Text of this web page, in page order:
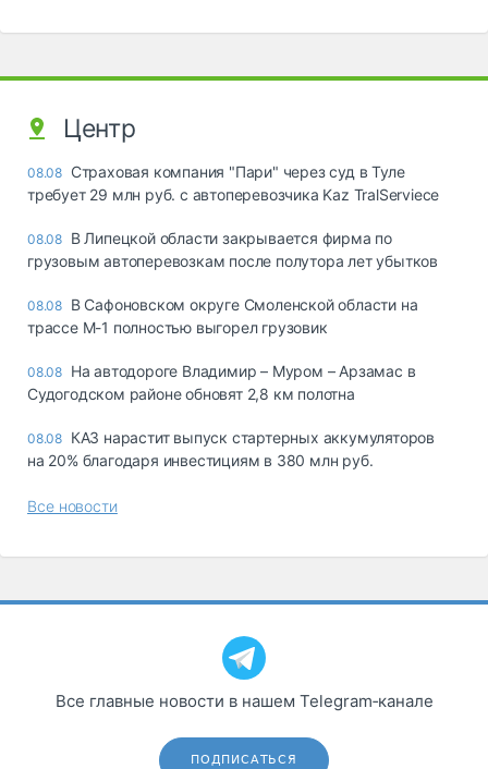
Центр
08.08 Страховая компания "Пари" через суд в Туле
требует 29 млн руб. с автоперевозчика Kaz TralServiece
08.08 В Липецкой области закрывается фирма по
грузовым автоперевозкам после полутора лет убытков
08.08 В Сафоновском округе Смоленской области на
трассе М-1 полностью выгорел грузовик
08.08 На автодороге Владимир – Муром – Арзамас в
Судогодском районе обновят 2,8 км полотна
08.08 КАЗ нарастит выпуск стартерных аккумуляторов
на 20% благодаря инвестициям в 380 млн руб.
Все новости
Все главные новости в нашем Telegram‑канале
ПОДПИСАТЬСЯ